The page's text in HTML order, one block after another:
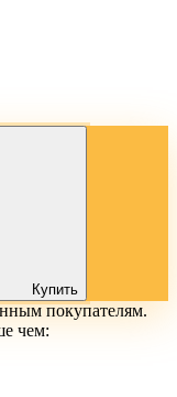
Купить
покупателям.
чем: